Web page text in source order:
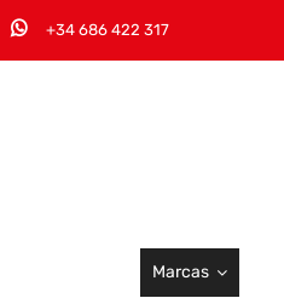
+34 686 422 317
Marcas